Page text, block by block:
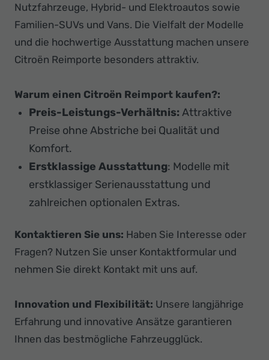
Nutzfahrzeuge, Hybrid- und Elektroautos sowie
Familien-SUVs und Vans. Die Vielfalt der Modelle
und die hochwertige Ausstattung machen unsere
Citroën Reimporte besonders attraktiv.
Warum einen Citroën Reimport kaufen?:
Preis-Leistungs-Verhältnis: Attraktive
Preise ohne Abstriche bei Qualität und
Komfort.
Erstklassige Ausstattung: Modelle mit
erstklassiger Serienausstattung und
zahlreichen optionalen Extras.
Kontaktieren Sie uns: Haben Sie Interesse oder
Fragen? Nutzen Sie unser Kontaktformular und
nehmen Sie direkt Kontakt mit uns auf.
Innovation und Flexibilität: Unsere langjährige
Erfahrung und innovative Ansätze garantieren
Ihnen das bestmögliche Fahrzeugglück.